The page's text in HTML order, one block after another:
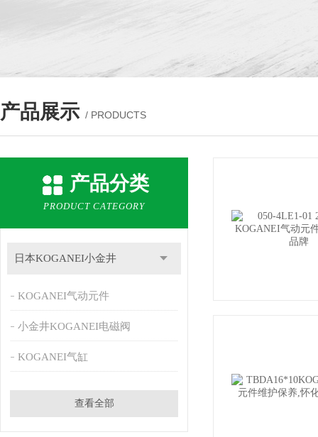
产品展示 / PRODUCTS
产品分类
PRODUCT CATEGORY
日本KOGANEI小金井
KOGANEI气动元件
小金井KOGANEI电磁阀
KOGANEI气缸
查看全部